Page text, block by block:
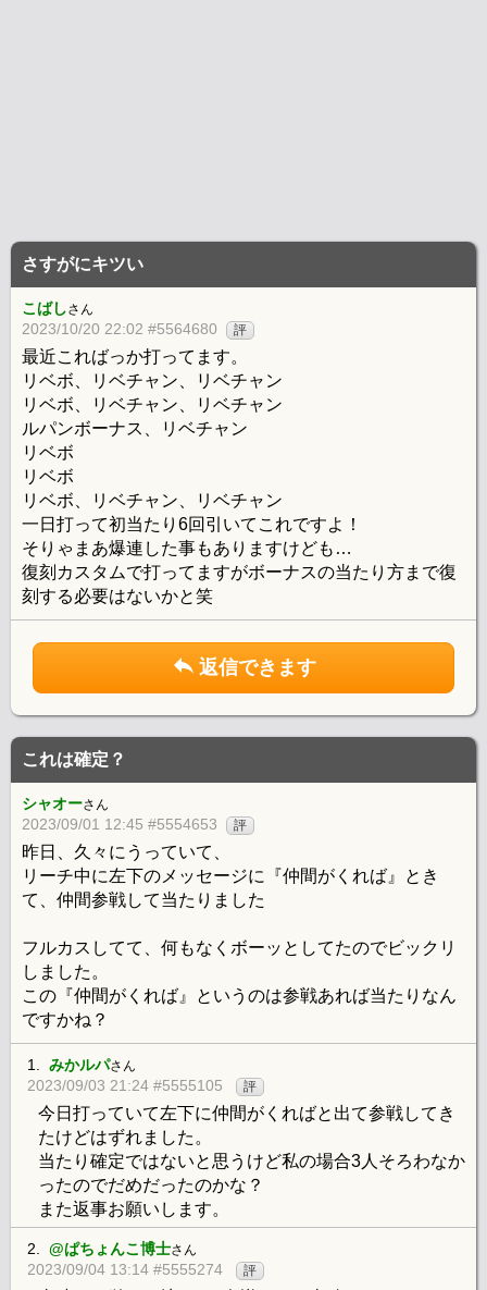
さすがにキツい
こばしさん
2023/10/20 22:02 #5564680 評
最近こればっか打ってます。
リベボ、リベチャン、リベチャン
リベボ、リベチャン、リベチャン
ルパンボーナス、リベチャン
リベボ
リベボ
リベボ、リベチャン、リベチャン
一日打って初当たり6回引いてこれですよ！
そりゃまあ爆連した事もありますけども…
復刻カスタムで打ってますがボーナスの当たり方まで復
刻する必要はないかと笑
返信できます
これは確定？
シャオーさん
2023/09/01 12:45 #5554653 評
昨日、久々にうっていて、
リーチ中に左下のメッセージに『仲間がくれば』とき
て、仲間参戦して当たりました
フルカスしてて、何もなくボーッとしてたのでビックリ
しました。
この『仲間がくれば』というのは参戦あれば当たりなん
ですかね？
1. みかルパさん
2023/09/03 21:24 #5555105 評
今日打っていて左下に仲間がくればと出て参戦してき
たけどはずれました。
当たり確定ではないと思うけど私の場合3人そろわなか
ったのでだめだったのかな？
また返事お願いします。
2. @ぱちょんこ博士さん
2023/09/04 13:14 #5555274 評